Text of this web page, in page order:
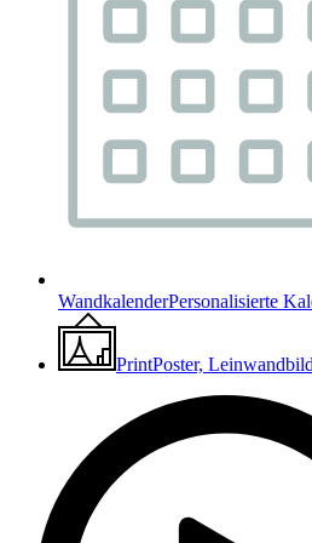
WandkalenderPersonalisierte
PrintPoster,